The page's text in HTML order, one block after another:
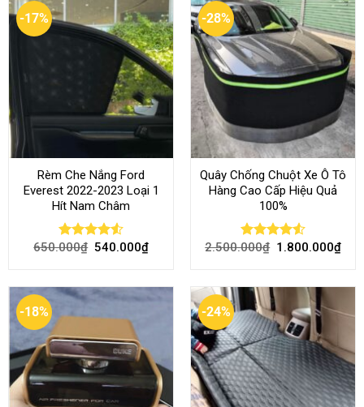
-17%
Rèm Che Nắng Ford
Everest 2022-2023 Loại 1
Hít Nam Châm
Rated4.51
650.000₫ 540.000₫
-28%
Quây Chống Chuột Xe Ô Tô
Hàng Cao Cấp Hiệu Quả
100%
Rated 4.51
2.500.000₫ 1.800.000₫
-18% -24%